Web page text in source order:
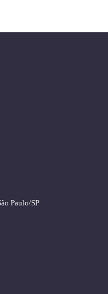
Paulo/SP